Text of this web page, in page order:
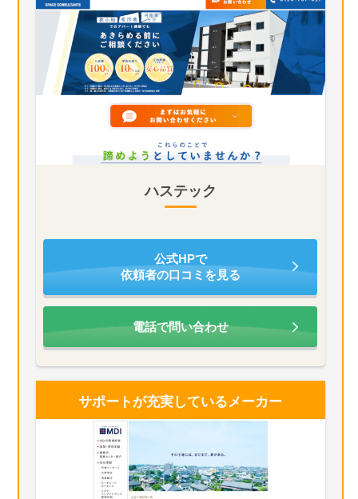
ハステック
公式HPで
依頼者の口コミを見る
電話で問い合わせ
サポートが充実しているメーカー